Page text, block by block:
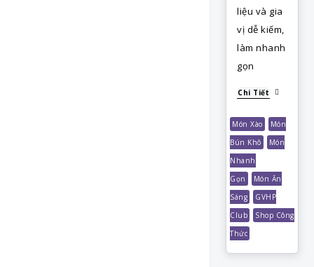
liệu và gia
vị dễ kiếm,
làm nhanh
gọn
Chi Tiết
Món Xào
Món
Bún Khô
Món
Nhanh
Gọn
Món Ăn
Sáng
GVHP
Club
Shop Công
Thức